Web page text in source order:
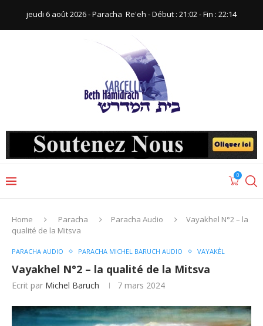
jeudi 6 août 2026 - Paracha ‪ Re'eh‬ - Début : 21:02‬ - Fin : ‪22:14‬
0
Home Paracha Paracha Audio
Vayakhel N°2 – la
qualité de la Mitsva
PARACHA AUDIO PARACHA MICHEL BARUCH AUDIO VAYAKÈL
Vayakhel N°2 – la qualité de la Mitsva
Ecrit par Michel Baruch 7 mars 2024